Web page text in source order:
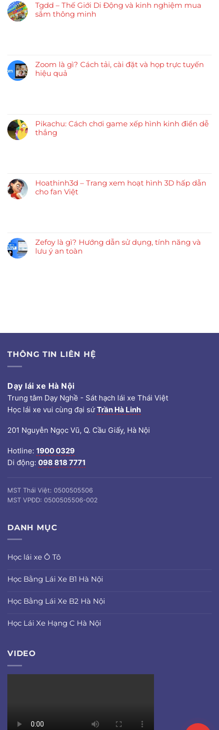
Tgdd – Thế Giới Di Động và kinh nghiệm mua
sắm thông minh
Zoom là gì? Cách tải, cài đặt và họp trực tuyến
hiệu quả
Pikachu: Cách chơi game xếp hình kinh điển dễ
thắng
Hoathinh3d – Trang xem hoạt hình 3D hấp dẫn
cho fan Việt
Zefoy là gì? Hướng dẫn sử dụng, tính năng và
lưu ý an toàn
THÔNG TIN LIÊN HỆ
Dạy lái xe Hà Nội
Trung tâm Dạy Nghề - Sát hạch lái xe Thái Việt
Học lái xe vui cùng đại sứTrần Hà Linh
201 Nguyễn Ngọc Vũ, Q. Cầu Giấy, Hà Nội
Hotline: 1900 0329
Di động: 098 818 7771
MST Thái Việt: 0500505506
MST VPĐD: 0500505506-002
DANH MỤC
Học lái xe Ô Tô
Học Bằng Lái Xe B1 Hà Nội
Học Bằng Lái Xe B2 Hà Nội
Học Lái Xe Hạng C Hà Nội
VIDEO